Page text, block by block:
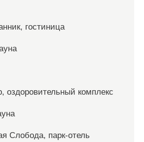
гостиница
оздоровительный комплекс
Слобода, парк-отель